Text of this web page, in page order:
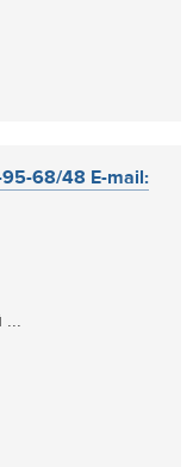
68/48 E-mail:
...